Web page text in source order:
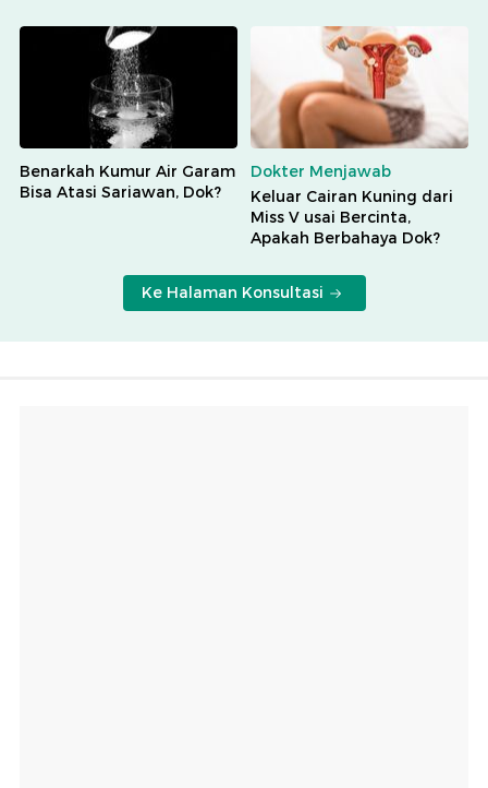
Benarkah Kumur Air Garam
Bisa Atasi Sariawan, Dok?
Dokter Menjawab
Keluar Cairan Kuning dari
Miss V usai Bercinta,
Apakah Berbahaya Dok?
Ke Halaman Konsultasi